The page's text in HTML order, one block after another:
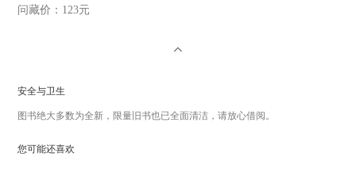
问藏价： 123元
安全与卫生
图书绝大多数为全新，限量旧书也已全面清洁，请放心借阅。
您可能还喜欢